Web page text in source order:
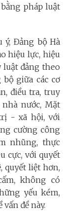
pháp luật
ý, Đảng bộ Hà
hiệu lực, hiệu
luật đảng theo
giữa các cơ
điều tra, truy
nước, Mặt
- xã hội, với
cường công
nhũng, thực
cực, với quyết
quyết liệt hơn,
không có
yếu kém,
đề này.